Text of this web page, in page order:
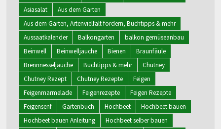
Asiasalat
Aus dem Garten
Aus dem Garten, Artenvielfalt fördern, Buchtipps & mehr
Aussaatkalender
Balkongarten
balkon gemüseanbau
Beinwell
Beinwelljauche Bienen
Braunfäule
Brennnesseljauche
Buchtipps & mehr
Chutney
Chutney Rezept
Chutney Rezepte
Feigen
Feigenmarmelade
Feigenrezepte
Feigen Rezepte
Feigensenf
Gartenbuch Hochbeet
Hochbeet bauen
Hochbeet bauen Anleitung
Hochbeet selber bauen